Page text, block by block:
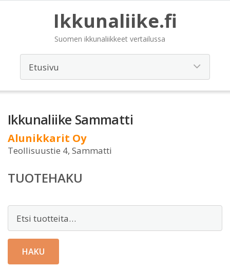
Ikkunaliike.fi
Suomen ikkunaliikkeet vertailussa
Ikkunaliike Sammatti
Alunikkarit Oy
Teollisuustie 4, Sammatti
TUOTEHAKU
HAKU